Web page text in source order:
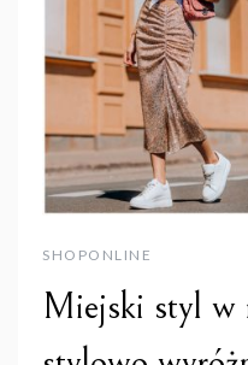
SHOPONLINE
Miejski styl w